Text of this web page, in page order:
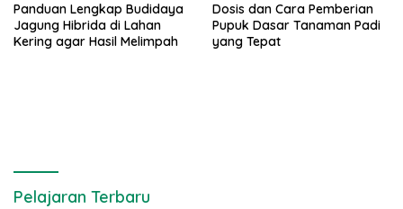
Panduan Lengkap Budidaya
Jagung Hibrida di Lahan
Kering agar Hasil Melimpah
Dosis dan Cara Pemberian
Pupuk Dasar Tanaman Padi
yang Tepat
Pelajaran Terbaru